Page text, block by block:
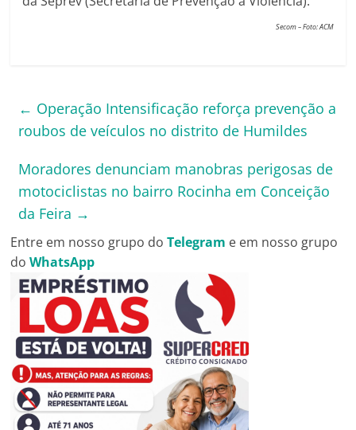
Secom – Foto: ACM
← Operação Intensificação reforça prevenção a
roubos de veículos no distrito de Humildes
Moradores denunciam manobras perigosas de
motociclistas no bairro Rocinha em Conceição
da Feira →
Entre em nosso grupo doTelegram e em nosso grupo
doWhatsApp